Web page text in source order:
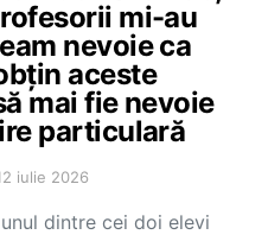
mi-au
nevoie ca
aceste
mai fie nevoie
particulară
iulie 2026
dintre cei doi elevi